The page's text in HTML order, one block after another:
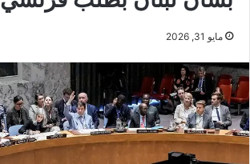
مايو 31, 2026